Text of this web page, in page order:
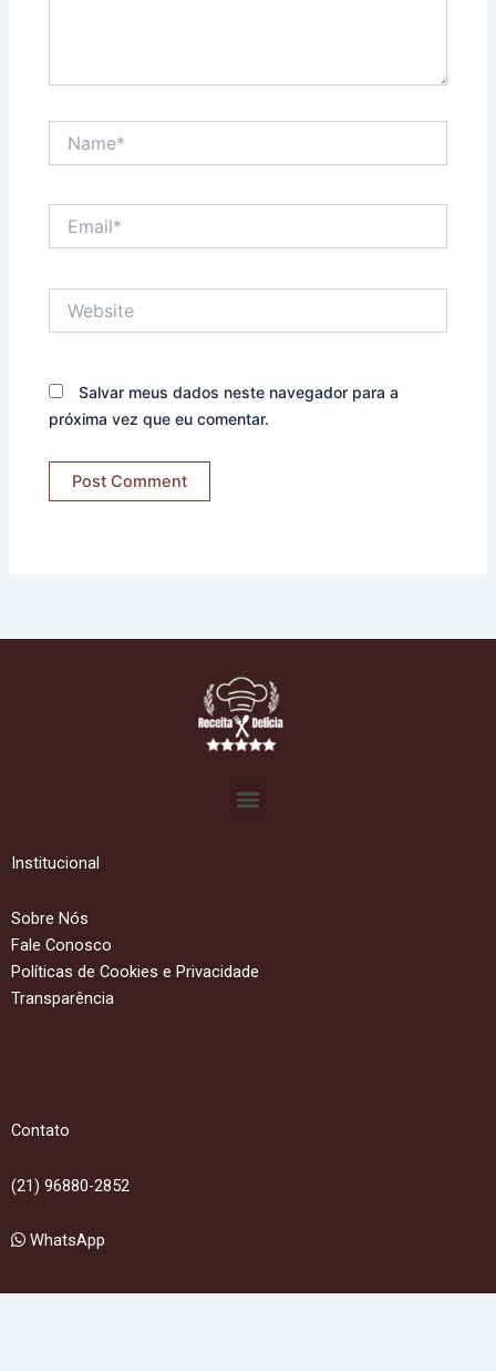
Salvar meus dados neste navegador para a
próxima vez que eu comentar.
Menu
Institucional
Sobre Nós
Fale Conosco
Políticas de Cookies e Privacidade
Transparência
Contato
(21) 96880-2852
WhatsApp